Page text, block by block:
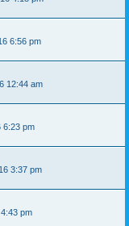
6:56 pm
12:44 am
6:23 pm
3:37 pm
pm